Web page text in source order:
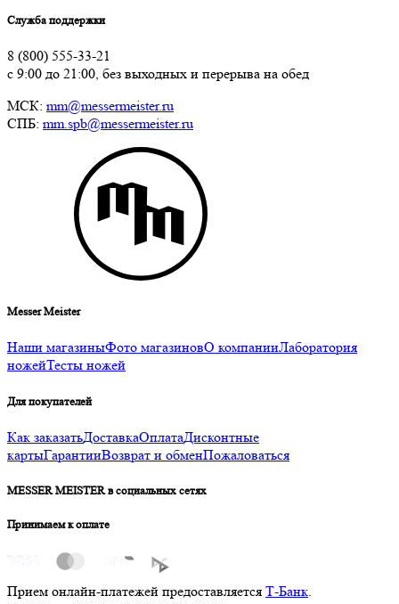
Служба поддержки
8 (800) 555-33-21
с 9:00 до 21:00, без выходных и перерыва на обед
МСК: mm@messermeister.ru
СПБ: mm.spb@messermeister.ru
Messer Meister
Наши магазиныФото магазиновО компанииЛаборатория
ножейТесты ножей
Для покупателей
Как заказатьДоставкаОплатаДисконтные
картыГарантииВозврат и обменПожаловаться
MESSER MEISTER в социальных сетях
Принимаем к оплате
Прием онлайн-платежей предоставляется Т-Банк.